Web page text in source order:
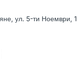
ул. 5-ти Ноември, 1